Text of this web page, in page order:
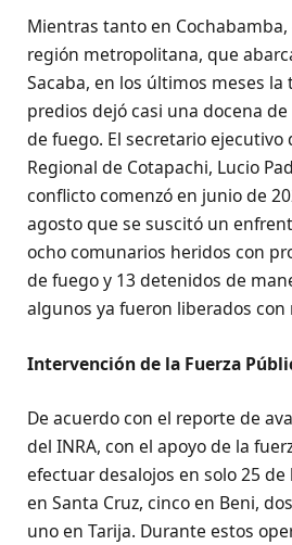
Mientras tanto en
región metropolitana, que
Sacaba, en los últimos meses
predios dejó casi una docena
de fuego. El secretario ejecutivo
Regional de Cotapachi, Lucio
conflicto comenzó en junio de
agosto que se suscitó un
ocho comunarios heridos con
de fuego y 13 detenidos de
algunos ya fueron liberados
Intervención de la Fuerza
De acuerdo con el reporte de
del INRA, con el apoyo de la
efectuar desalojos en solo 25
en Santa Cruz, cinco en Beni,
uno en Tarija. Durante estos